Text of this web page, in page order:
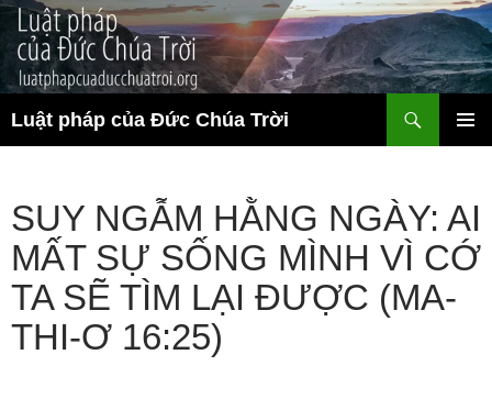
Chuyển
đến
nội
dung
Luật pháp của Đức Chúa Trời
kiếm
SUY NGẪM HẰNG NGÀY: AI
MẤT SỰ SỐNG MÌNH VÌ CỚ
TA SẼ TÌM LẠI ĐƯỢC (MA-
THI-Ơ 16:25)